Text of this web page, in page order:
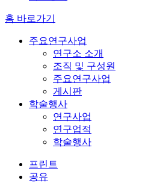
홈 바로가기
주요연구사업
연구소 소개
조직 및 구성원
주요연구사업
게시판
학술행사
연구사업
연구업적
학술행사
프린트
공유